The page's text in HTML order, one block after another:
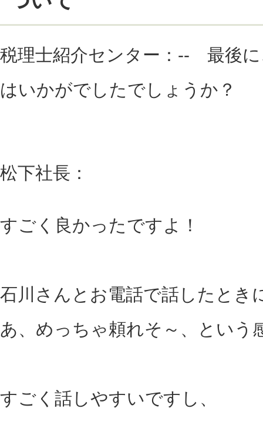
税理士紹介センター：-- 最後
はいかがでしたでしょうか？
松下社長：
すごく良かったですよ！
石川さんとお電話で話したとき
あ、めっちゃ頼れそ～、という
すごく話しやすいですし、